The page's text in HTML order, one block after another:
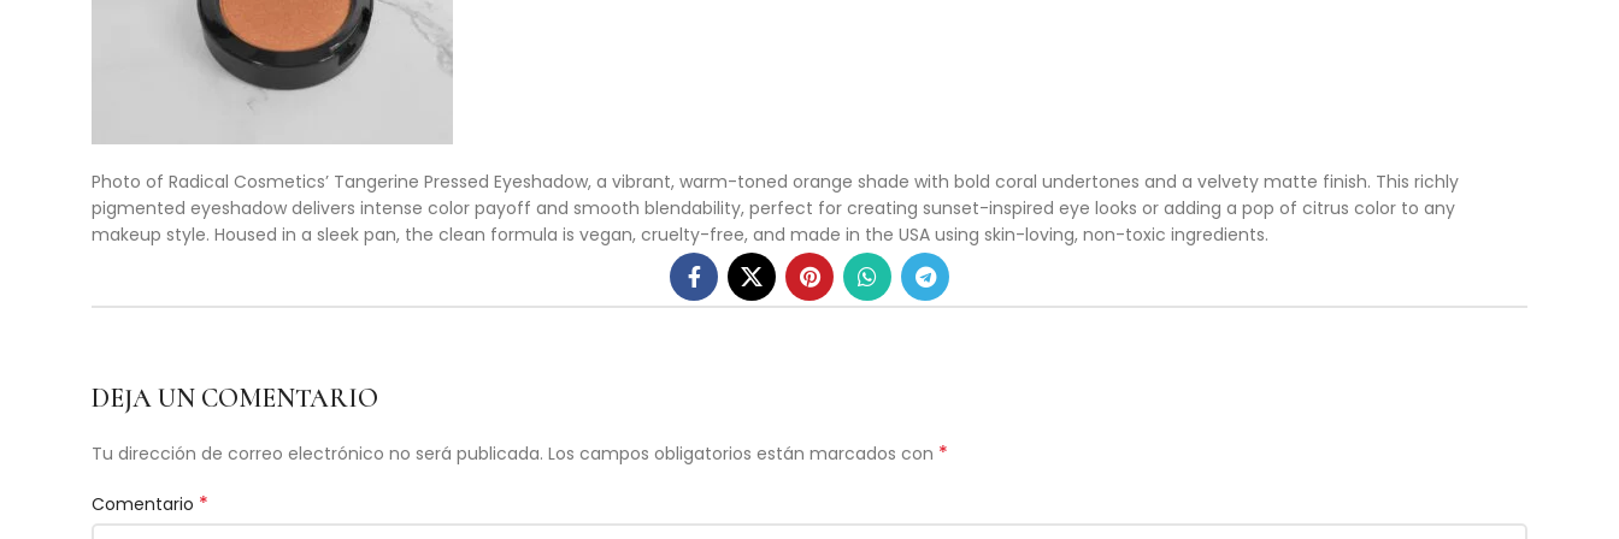
Photo of Radical Cosmetics’ Tangerine Pressed Eyeshadow, a vibrant, warm-toned orange shade with bold coral undertones and a velvety matte finish. This richly
pigmented eyeshadow delivers intense color payoff and smooth blendability, perfect for creating sunset-inspired eye looks or adding a pop of citrus color to any
makeup style. Housed in a sleek pan, the clean formula is vegan, cruelty-free, and made in the USA using skin-loving, non-toxic ingredients.
DEJA UN COMENTARIO
Tu dirección de correo electrónico no será publicada. Los campos obligatorios están marcados con *
Comentario *